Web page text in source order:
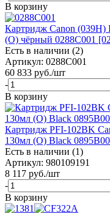
В корзину
Картридж Canon
(О) чёрный 0288C001
Есть в наличии (2)
Артикул: 0288C001
60 833 руб./шт
-
В корзину
Картридж PFI-102BK
130мл (O) Black
Есть в наличии (1)
Артикул: 980109191
8 117 руб./шт
-
В корзину